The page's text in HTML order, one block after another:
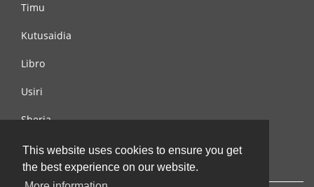
This website uses cookies to ensure you get
the best experience on our website.
Timu
Kutusaidia
Libro
Usiri
Sheria
Wasiliana na si